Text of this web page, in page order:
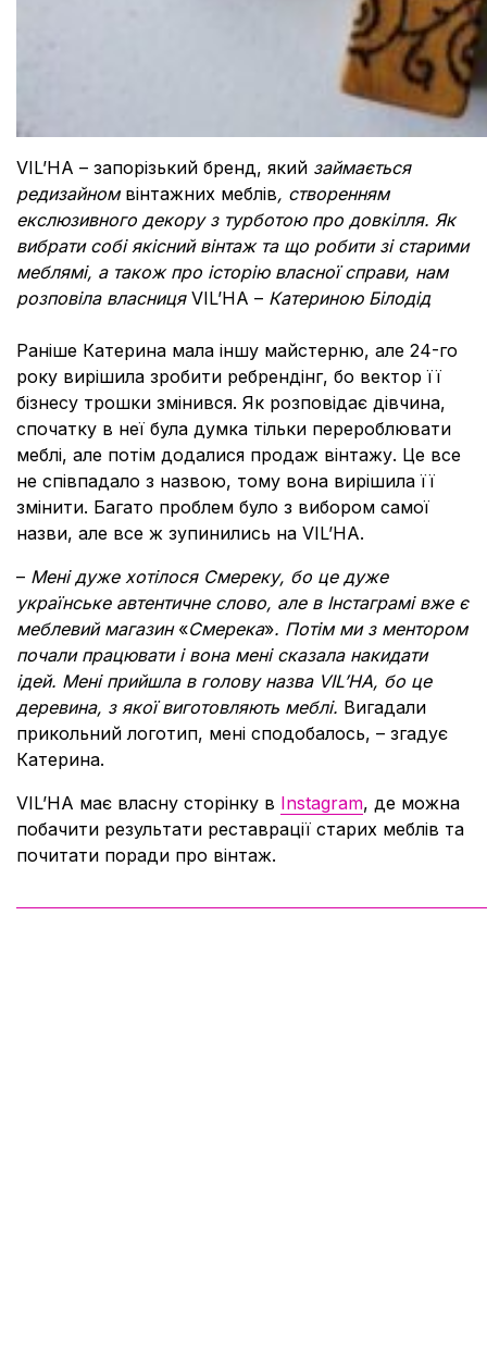
VIL’HA – запорізький бренд, який займається
редизайном вінтажних меблів, створенням
екслюзивного декору з турботою про довкілля. Як
вибрати собі якісний вінтаж та що робити зі старими
меблямі, а також про історію власної справи, нам
розповіла власниця VIL’HA – Катериною Білодід
Раніше Катерина мала іншу майстерню, але 24-го
року вирішила зробити ребрендінг, бо вектор її
бізнесу трошки змінився. Як розповідає дівчина,
спочатку в неї була думка тільки перероблювати
меблі, але потім додалися продаж вінтажу. Це все
не співпадало з назвою, тому вона вирішила її
змінити. Багато проблем було з вибором самої
назви, але все ж зупинились на VIL’HA.
– Мені дуже хотілося Смереку, бо це дуже
українське автентичне слово, але в Інстаграмі вже є
меблевий магазин «Смерека». Потім ми з ментором
почали працювати і вона мені сказала накидати
ідей. Мені прийшла в голову назва VIL’HA, бо це
деревина, з якої виготовляють меблі. Вигадали
прикольний логотип, мені сподобалось, – згадує
Катерина.
VIL’HA має власну сторінку в Instagram, де можна
побачити результати реставрації старих меблів та
почитати поради про вінтаж.